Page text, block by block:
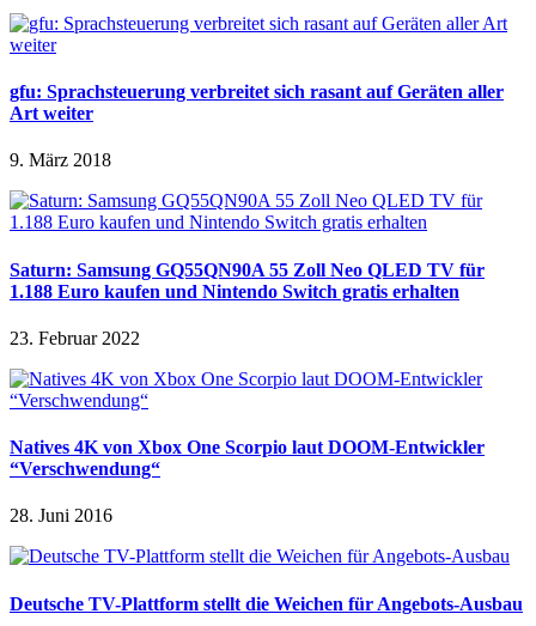
gfu: Sprachsteuerung verbreitet sich rasant auf Geräten aller
Art weiter
9. März 2018
Saturn: Samsung GQ55QN90A 55 Zoll Neo QLED TV für
1.188 Euro kaufen und Nintendo Switch gratis erhalten
23. Februar 2022
Natives 4K von Xbox One Scorpio laut DOOM-Entwickler
“Verschwendung“
28. Juni 2016
Deutsche TV-Plattform stellt die Weichen für Angebots-Ausbau